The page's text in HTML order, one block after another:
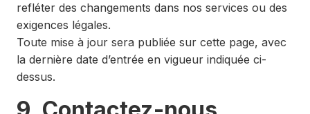
refléter des changements dans nos services ou des
exigences légales.
Toute mise à jour sera publiée sur cette page, avec
la dernière date d’entrée en vigueur indiquée ci-
dessus.